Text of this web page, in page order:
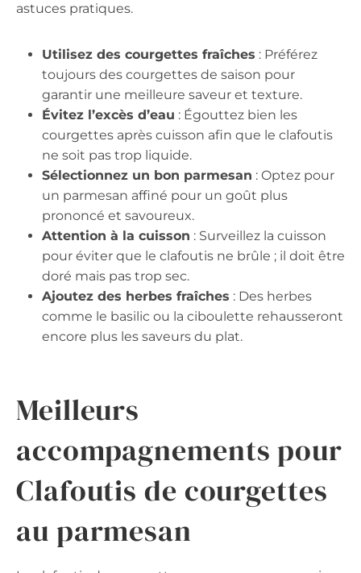
astuces pratiques.
Utilisez des courgettes fraîches : Préférez
toujours des courgettes de saison pour
garantir une meilleure saveur et texture.
Évitez l’excès d’eau : Égouttez bien les
courgettes après cuisson afin que le clafoutis
ne soit pas trop liquide.
Sélectionnez un bon parmesan : Optez pour
un parmesan affiné pour un goût plus
prononcé et savoureux.
Attention à la cuisson : Surveillez la cuisson
pour éviter que le clafoutis ne brûle ; il doit être
doré mais pas trop sec.
Ajoutez des herbes fraîches : Des herbes
comme le basilic ou la ciboulette rehausseront
encore plus les saveurs du plat.
Meilleurs
accompagnements pour
Clafoutis de courgettes
au parmesan